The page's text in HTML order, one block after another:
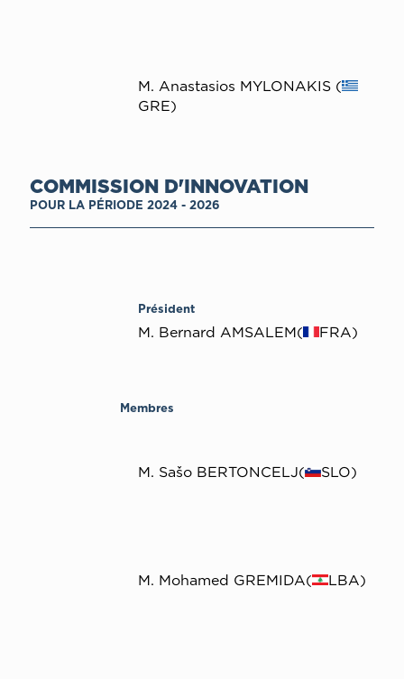
M. Anastasios MYLONAKIS (
GRE)
COMMISSION D'INNOVATION
POUR LA PÉRIODE 2024 - 2026
Président
M. Bernard AMSALEM( FRA)
Membres
M. Sašo BERTONCELJ( SLO)
M. Mohamed GREMIDA( LBA)